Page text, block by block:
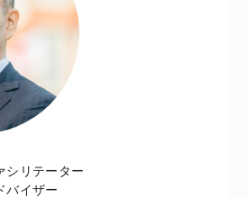
シリテーター
バイザー